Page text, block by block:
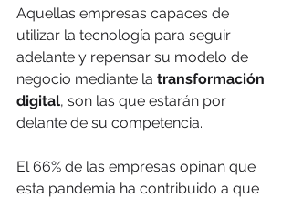
Aquellas empresas capaces de
utilizar la tecnología para seguir
adelante y repensar su modelo de
negocio mediante la transformación
digital, son las que estarán por
delante de su competencia.
El 66% de las empresas opinan que
esta pandemia ha contribuido a que